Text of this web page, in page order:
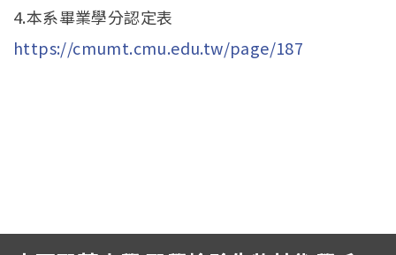
4.本系畢業學分認定表
https://cmumt.cmu.edu.tw/page/187